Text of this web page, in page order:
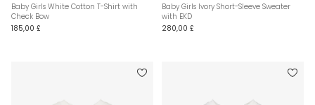
Baby Girls White Cotton T-Shirt with
Check Bow
185,00 £
Baby Girls Ivory Short-Sleeve Sweater
with EKD
280,00 £